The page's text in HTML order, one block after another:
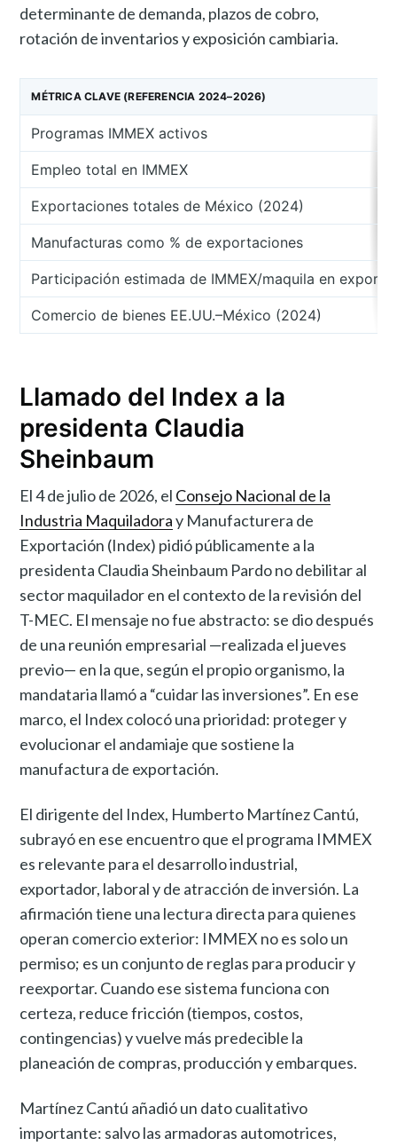
determinante de demanda, plazos de cobro,
rotación de inventarios y exposición cambiaria.
MÉTRICA CLAVE (REFERENCIA 2024–2026)
Programas IMMEX activos
Empleo total en IMMEX
Exportaciones totales de México (2024)
Manufacturas como % de exportaciones
Participación estimada de IMMEX/maquila en
Comercio de bienes EE.UU.–México (2024)
Llamado del Index a la
presidenta Claudia
Sheinbaum
El 4 de julio de 2026, el Consejo Nacional de la
Industria Maquiladoray Manufacturera de
Exportación (Index) pidió públicamente a la
presidenta Claudia Sheinbaum Pardo no debilitar al
sector maquilador en el contexto de la revisión del
T-MEC. El mensaje no fue abstracto: se dio después
de una reunión empresarial —realizada el jueves
previo— en la que, según el propio organismo, la
mandataria llamó a “cuidar las inversiones”. En ese
marco, el Index colocó una prioridad: proteger y
evolucionar el andamiaje que sostiene la
manufactura de exportación.
El dirigente del Index, Humberto Martínez Cantú,
subrayó en ese encuentro que el programa IMMEX
es relevante para el desarrollo industrial,
exportador, laboral y de atracción de inversión. La
afirmación tiene una lectura directa para quienes
operan comercio exterior: IMMEX no es solo un
permiso; es un conjunto de reglas para producir y
reexportar. Cuando ese sistema funciona con
certeza, reduce fricción (tiempos, costos,
contingencias) y vuelve más predecible la
planeación de compras, producción y embarques.
Martínez Cantú añadió un dato cualitativo
importante: salvo las armadoras automotrices,